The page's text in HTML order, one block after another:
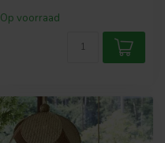
Op voorraad